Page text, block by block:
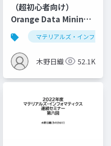
ィクス データ解析学
（超初心者向け）
Orange Data Mining
によるマテリアルズ・
インフォマティクスハ
ンズオン第三回（仮）
マテリアルズ・インフォマ
木野日織 52.1K